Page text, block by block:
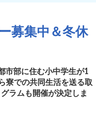
募集中＆冬休
市部に住む小中学生が1
寮での共同生活を送る取
ラムも開催が決定しま